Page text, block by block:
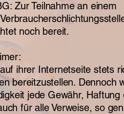
Zur Teilnahme an einem
noch bereit.
ihrer Internetseite stets
bereitzustellen. Dennoch
jede Gewähr, Haftung
für alle Verweise, so